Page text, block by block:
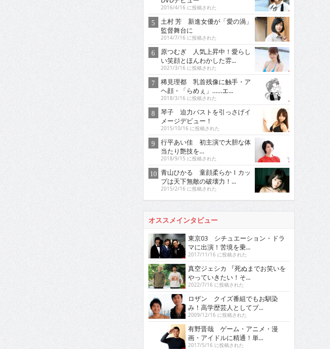
2016/4/16 に投稿された
土村 芳 新進女優が「愛の渦」
監督舞台に
2014/7/16 に投稿された
原つむぎ 人気上昇中！愛らし
い笑顔とほんわかした雰...
2021/3/16 に投稿された
稀見理都 乳首残像に触手・ア
ヘ顔・「らめぇ」……エ...
2018/3/16 に投稿された
琴子 迫力バストを引っさげイ
メージデビュー！
2015/10/16 に投稿された
行平あい佳 初主演で大胆な体
当たり艶技を…
2018/9/15 に投稿された
青山ひかる 童顔柔らかＩカッ
プは天下無敵の破壊力！...
2015/2/16 に投稿された
オススメインタビュー
東京03 シチュエーション・ドラ
マに出演！苦境を乗...
2017/11/16 に投稿された
真空ジェシカ 『死ぬまでお笑いを
やっていきたい！そ...
2022/7/16 に投稿された
ロザン クイズ番組でもお馴染
み！高学歴芸人としてブ...
2009/12/16 に投稿された
有野晋哉 ゲーム・アニメ・漫
画・アイドルに精通！単...
2017/5/16 に投稿された